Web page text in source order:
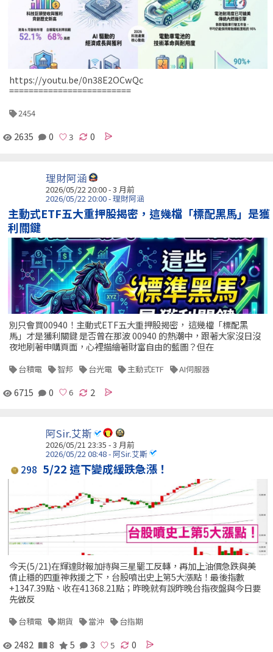
https://youtu.be/0n38E2OCwQc
=========================
2454
2635 0 0
理財阿涵
2026/05/22 20:00 - 3 月前
2026/05/22 20:00 - 理財阿涵
主動式ETF五大重押股揭密，這幾檔「標配黑馬」是獲
利關鍵
別只會買00940！主動式ETF五大重押股揭密， 這幾檔「標配黑
馬」才是獲利關鍵 是否曾在那波 00940 的熱潮中，跟著大家沒日沒
夜地刷著申購頁面，心裡描繪著財富自由的藍圖？但在
台積電 智邦 台光電 主動式ETF AI伺服器
6715 0 2
阿Sir.艾斯
2026/05/21 23:35 - 3 月前
2026/05/22 08:48 - 阿Sir.艾斯
298 5/22 這下變成緩跌急漲！
今天(5/21)在輝達財報加持與三星罷工反轉，再加上油價急跌與美
債止穩的四重神救援之下，台股噴出史上第5大漲點！最後指數
+1347.39點、收在41368.21點；昨晚就有說昨晚台指夜盤與今日要
先做反
台積電 期貨 當沖 台指期
2482 8 5 3 0